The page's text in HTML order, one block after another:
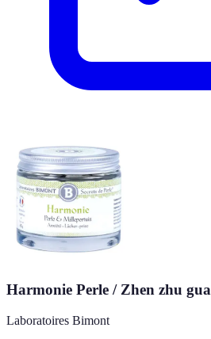
Harmonie Perle / Zhen zhu
Laboratoires Bimont